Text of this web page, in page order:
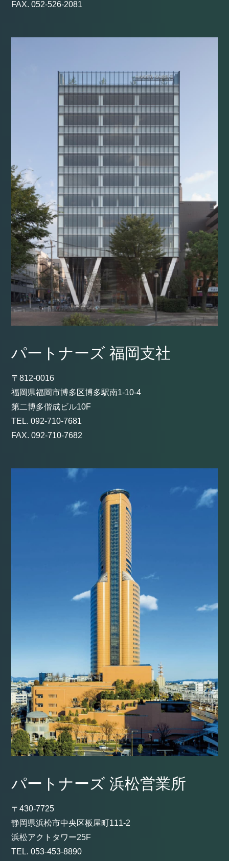
FAX. 052-526-2081
パートナーズ 福岡支社
〒812-0016
福岡県福岡市博多区博多駅南1-10-4
第二博多偕成ビル10F
TEL. 092-710-7681
FAX. 092-710-7682
パートナーズ 浜松営業所
〒430-7725
静岡県浜松市中央区板屋町111-2
浜松アクトタワー25F
TEL. 053-453-8890